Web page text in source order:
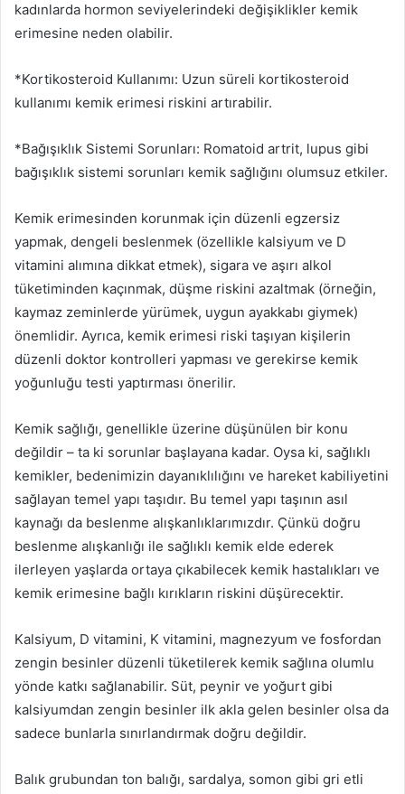
kadınlarda hormon seviyelerindeki değişiklikler kemik
erimesine neden olabilir.
*Kortikosteroid Kullanımı: Uzun süreli kortikosteroid
kullanımı kemik erimesi riskini artırabilir.
*Bağışıklık Sistemi Sorunları: Romatoid artrit, lupus gibi
bağışıklık sistemi sorunları kemik sağlığını olumsuz etkiler.
Kemik erimesinden korunmak için düzenli egzersiz
yapmak, dengeli beslenmek (özellikle kalsiyum ve D
vitamini alımına dikkat etmek), sigara ve aşırı alkol
tüketiminden kaçınmak, düşme riskini azaltmak (örneğin,
kaymaz zeminlerde yürümek, uygun ayakkabı giymek)
önemlidir. Ayrıca, kemik erimesi riski taşıyan kişilerin
düzenli doktor kontrolleri yapması ve gerekirse kemik
yoğunluğu testi yaptırması önerilir.
Kemik sağlığı, genellikle üzerine düşünülen bir konu
değildir – ta ki sorunlar başlayana kadar. Oysa ki, sağlıklı
kemikler, bedenimizin dayanıklılığını ve hareket kabiliyetini
sağlayan temel yapı taşıdır. Bu temel yapı taşının asıl
kaynağı da beslenme alışkanlıklarımızdır. Çünkü doğru
beslenme alışkanlığı ile sağlıklı kemik elde ederek
ilerleyen yaşlarda ortaya çıkabilecek kemik hastalıkları ve
kemik erimesine bağlı kırıkların riskini düşürecektir.
Kalsiyum, D vitamini, K vitamini, magnezyum ve fosfordan
zengin besinler düzenli tüketilerek kemik sağlına olumlu
yönde katkı sağlanabilir. Süt, peynir ve yoğurt gibi
kalsiyumdan zengin besinler ilk akla gelen besinler olsa da
sadece bunlarla sınırlandırmak doğru değildir.
Balık grubundan ton balığı, sardalya, somon gibi gri etli